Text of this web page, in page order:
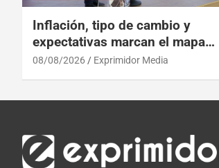
Inflación, tipo de cambio y
expectativas marcan el mapa
del riesgo financiero
08/08/2026 Exprimidor Media